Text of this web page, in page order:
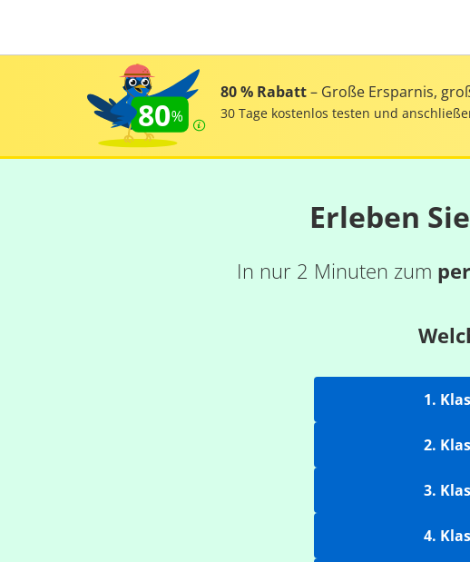
80
80 % Rabatt– Große Ersparnis,
30 Tage kostenlos testen und
Erleben
In nur 2 Minuten zum
1.
2.
3.
4.